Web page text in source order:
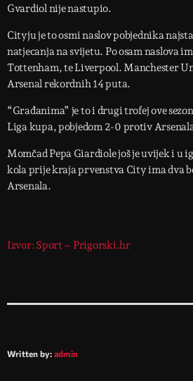
Gvardiol nije nastupio.
Cityju je to osmi naslov pobjednika
natjecanja na svijetu. Po osam naslova
Tottenham, te Liverpool. Manchester
Arsenal rekordnih 14 puta.
“Građanima” je to i drugi trofej ove
Liga kupa, pobjedom 2-0 protiv
Momčad Pepa Giardiole još je uvijek i u
kola prije kraja prvenstva City ima dva
Arsenala.
Izvor: Sport – Prigorski.hr
Written by: admin